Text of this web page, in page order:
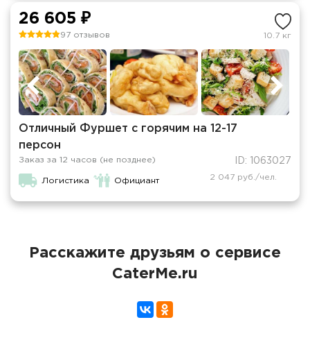
26 605 ₽
97 отзывов 10.7 кг
Отличный Фуршет с горячим на 12-17
персон
Заказ за 12 часов (не позднее) ID: 1063027
Логистика Официант 2 047 руб./чел.
Расскажите друзьям о сервисе
CaterMe.ru